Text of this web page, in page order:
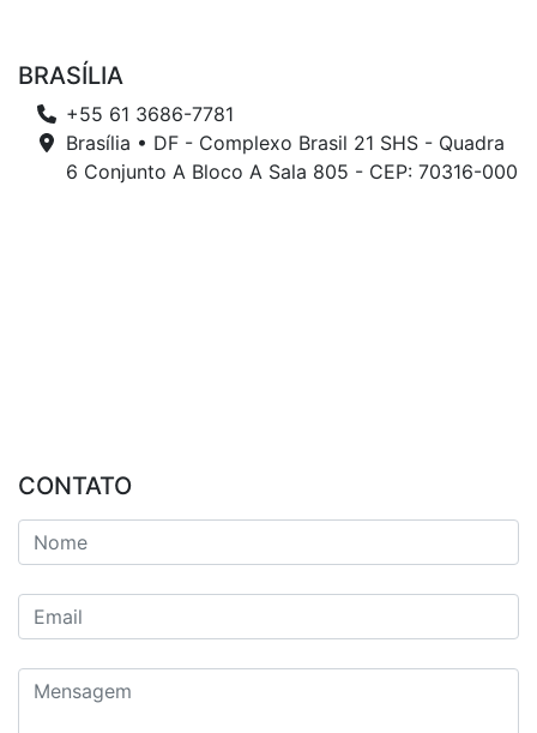
BRASÍLIA
+55 61 3686-7781
Brasília • DF - Complexo Brasil 21 SHS - Quadra
6 Conjunto A Bloco A Sala 805 - CEP: 70316-000
CONTATO